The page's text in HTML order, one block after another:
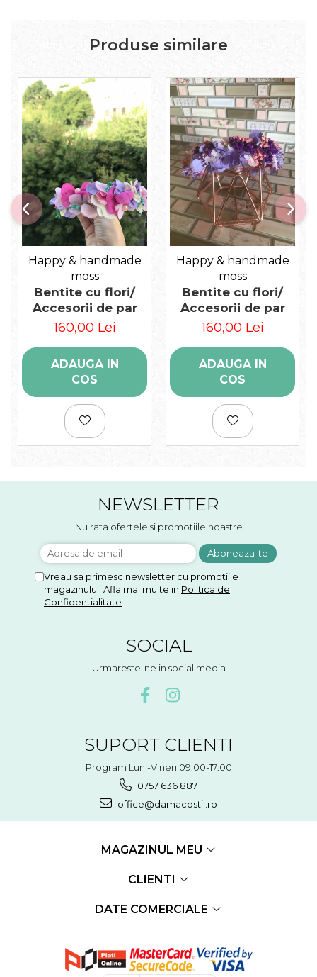
Produse similare
Happy & handmade
moss
Bentite cu flori/
Accesorii de par
160,00 Lei
ADAUGA IN
COS
Happy & handmade
moss
Bentite cu flori/
Accesorii de par
160,00 Lei
ADAUGA IN
COS
NEWSLETTER
Nu rata ofertele si promotiile noastre
Vreau sa primesc newsletter cu promotiile
magazinului. Afla mai multe in Politica de
Confidentialitate
SOCIAL
Urmareste-ne in social media
SUPORT CLIENTI
Program Luni-Vineri 09:00-17:00
0757 636 887
office@damacostil.ro
MAGAZINUL MEU
CLIENTI
DATE COMERCIALE